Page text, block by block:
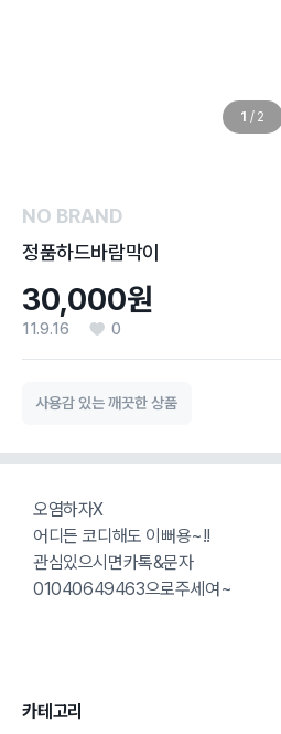
1 / 2
NO BRAND
정품하드바람막이
30,000원
11.9.16 0
사용감 있는 깨끗한 상품
오염하자X
어디든 코디해도 이뻐용~!!
관심있으시면카톡&문자
01040649463으로주세여~
카테고리